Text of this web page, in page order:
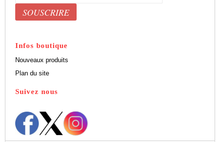
Infos boutique
Nouveaux produits
Plan du site
Suivez nous